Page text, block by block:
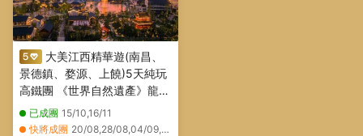
大美江西精華遊(南昌、
景德鎮、婺源、上饒)5天純玩
高鐵團 《世界自然遺產》龍虎
山~竹筏漂流瀘溪河、超美夜
色小鎮~婺女洲、福地靈山(包
已成團 15/10,16/11
快將成團 20/08,28/08,04/09,06/09,10/09,15/09,24/09,09/10,22/10,26/10,10/11,27/11,08/12,13/12,28/12